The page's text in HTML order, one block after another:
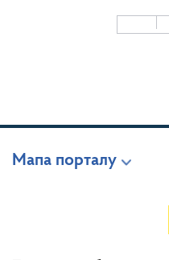
Мапа порталу